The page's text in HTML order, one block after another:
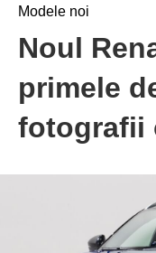
Modele noi
Noul
primele
fotografii